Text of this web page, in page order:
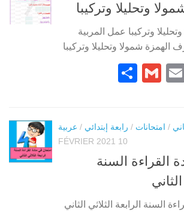
وتحليلا وتركيبا
وتركيبا عمل المربية
شمولا وتحليلا وتركيبا
Pinterest
Email
Gmail
/ امتحانات / رابعة إبتدائي / عربية
10 FÉVRIER 2021
القراءة السنة
السنة الرابعة الثلاثي الثاني